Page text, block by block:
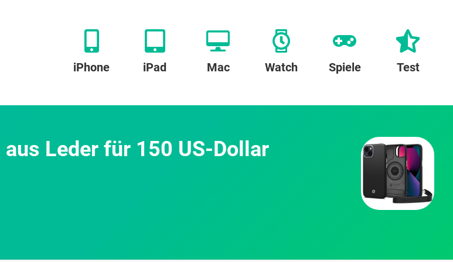
iPhone iPad Mac Watch Spiele Test
Leder für 150 US-Dollar